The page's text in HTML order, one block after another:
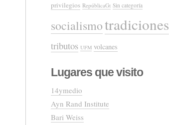
privilegios RepúblicaGt Sin categoría
socialismotradiciones
tributos UFM volcanes
Lugares que visito
14ymedio
Ayn Rand Institute
Bari Weiss